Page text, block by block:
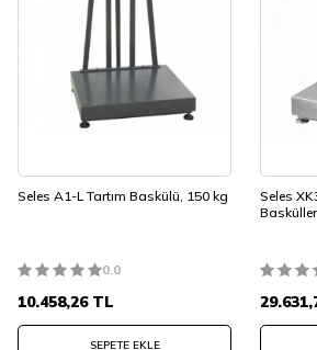
Seles A1-L Tartım Baskülü, 150 kg
0.0
10.458,26TL
SEPETE EKLE
Seles